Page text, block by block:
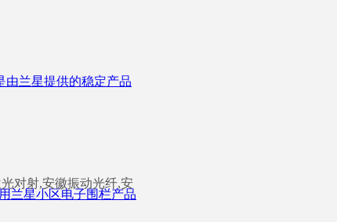
由兰星提供的稳定产品
兰星小区电子围栏产品
对射,安徽振动光纤,安